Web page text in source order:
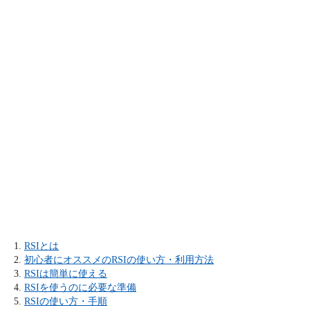
RSIとは
初心者にオススメのRSIの使い方・利用方法
RSIは簡単に使える
RSIを使うのに必要な準備
RSIの使い方・手順